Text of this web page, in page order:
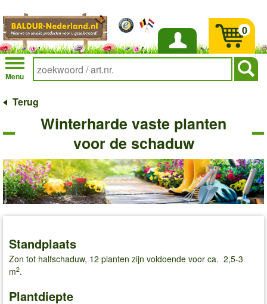
Inloggen
Menu
0
Terug
Winterharde vaste planten
voor de schaduw
Standplaats
Zon tot halfschaduw, 12 planten zijn voldoende voor ca. 2,5-3
m2.
Plantdiepte